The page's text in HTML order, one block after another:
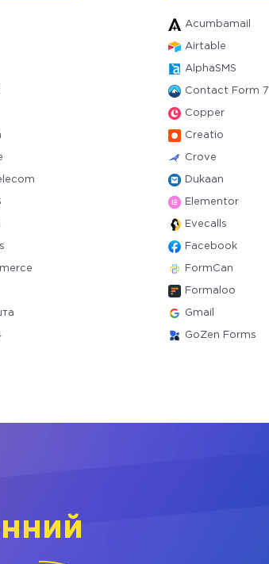
Acumbamail
Airtable
AlphaSMS
Contact Form 7
Copper
Creatio
Crove
Dukaan
Elementor
Evecalls
Facebook
FormCan
Formaloo
Gmail
GoZen Forms